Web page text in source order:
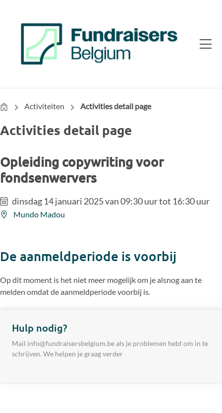
HomeActiviteiten Activities detail page
Activities detail page
Opleiding copywriting voor
fondsenwervers
dinsdag 14 januari 2025 van 09:30 uur tot 16:30 uur
Mundo Madou
De aanmeldperiode is voorbij
Op dit moment is het niet meer mogelijk om je alsnog aan te
melden omdat de aanmeldperiode voorbij is.
Hulp nodig?
Mail info@fundraisersbelgium.be als je problemen hebt om in te
schrijven. We helpen je graag verder